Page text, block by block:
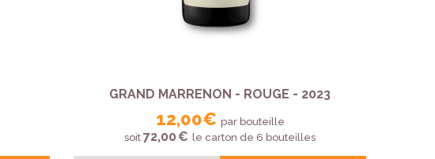
GRAND MARRENON - ROUGE - 2023
12,00 € par bouteille
soit 72,00 € le carton de 6 bouteilles